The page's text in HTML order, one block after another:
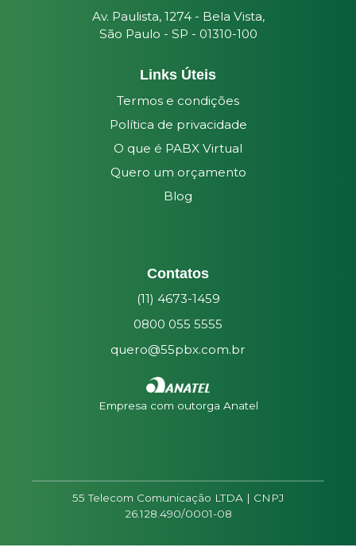
Av. Paulista, 1274 - Bela Vista,
São Paulo - SP - 01310-100
Links Úteis
Termos e condições
Política de privacidade
O que é PABX Virtual
Quero um orçamento
Blog
Contatos
(11) 4673-1459
0800 055 5555
quero@55pbx.com.br
Empresa com outorga Anatel
55 Telecom Comunicação LTDA | CNPJ
26.128.490/0001-08